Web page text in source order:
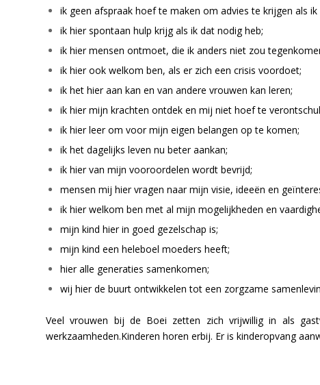
ik geen afspraak hoef te maken om advies te krijgen als
ik hier spontaan hulp krijg als ik dat nodig heb;
ik hier mensen ontmoet, die ik anders niet zou
ik hier ook welkom ben, als er zich een crisis voordoet;
ik het hier aan kan en van andere vrouwen kan leren;
ik hier mijn krachten ontdek en mij niet hoef te
ik hier leer om voor mijn eigen belangen op te komen;
ik het dagelijks leven nu beter aankan;
ik hier van mijn vooroordelen wordt bevrijd;
mensen mij hier vragen naar mijn visie, ideeën en
ik hier welkom ben met al mijn mogelijkheden en
mijn kind hier in goed gezelschap is;
mijn kind een heleboel moeders heeft;
hier alle generaties samenkomen;
wij hier de buurt ontwikkelen tot een zorgzame
Veel vrouwen bij de Boei zetten zich vrijwillig in als
werkzaamheden.Kinderen horen erbij. Er is kinderopvang